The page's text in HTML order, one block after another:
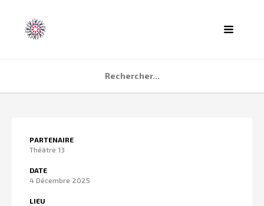
PARTENAIRE
Théâtre 13
DATE
4 Décembre 2025
LIEU